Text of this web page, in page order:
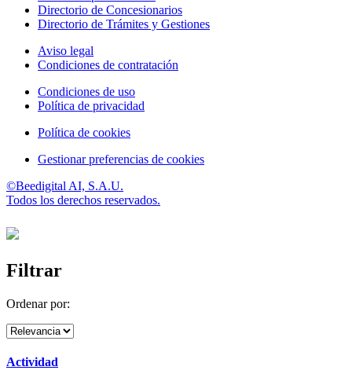
Directorio de Concesionarios
Directorio de Trámites y Gestiones
Aviso legal
Condiciones de contratación
Condiciones de uso
Política de privacidad
Política de cookies
Gestionar preferencias de cookies
©Beedigital AI, S.A.U.
Todos los derechos reservados.
Filtrar
Ordenar por:
Actividad